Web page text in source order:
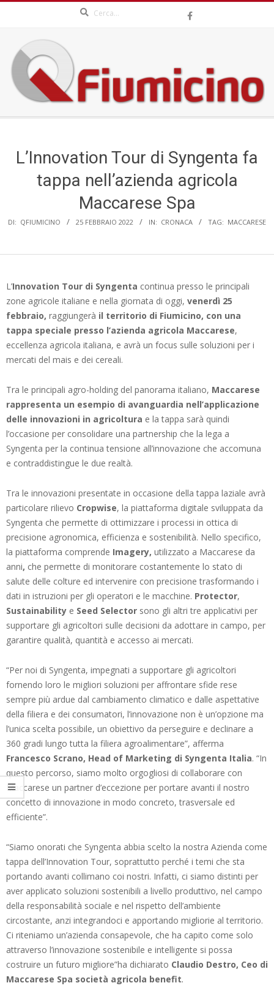
content
QFIUMICINO.COM
MenuL’Innovation Tour di Syngenta fa
tappa nell’azienda agricola
Maccarese Spa
DI: QFIUMICINO 25 FEBBRAIO 2022 IN: CRONACA TAG: MACCARESE
L’Innovation Tour di Syngenta continua presso le principali
zone agricole italiane e nella giornata di oggi, venerdì 25
febbraio, raggiungerà il territorio di Fiumicino, con una
tappa speciale presso l’azienda agricola Maccarese,
eccellenza agricola italiana, e avrà un focus sulle soluzioni per i
mercati del mais e dei cereali.
Tra le principali agro-holding del panorama italiano, Maccarese
rappresenta un esempio di avanguardia nell’applicazione
delle innovazioni in agricoltura e la tappa sarà quindi
l’occasione per consolidare una partnership che la lega a
Syngenta per la continua tensione all’innovazione che accomuna
e contraddistingue le due realtà.
Tra le innovazioni presentate in occasione della tappa laziale avrà
particolare rilievo Cropwise, la piattaforma digitale sviluppata da
Syngenta che permette di ottimizzare i processi in ottica di
precisione agronomica, efficienza e sostenibilità. Nello specifico,
la piattaforma comprende Imagery, utilizzato a Maccarese da
anni, che permette di monitorare costantemente lo stato di
salute delle colture ed intervenire con precisione trasformando i
dati in istruzioni per gli operatori e le macchine. Protector,
Sustainability e Seed Selector sono gli altri tre applicativi per
supportare gli agricoltori sulle decisioni da adottare in campo, per
garantire qualità, quantità e accesso ai mercati.
“Per noi di Syngenta, impegnati a supportare gli agricoltori
fornendo loro le migliori soluzioni per affrontare sfide rese
sempre più ardue dal cambiamento climatico e dalle aspettative
della filiera e dei consumatori, l’innovazione non è un’opzione ma
l’unica scelta possibile, un obiettivo da perseguire e declinare a
360 gradi lungo tutta la filiera agroalimentare”, afferma
Francesco Scrano, Head of Marketing di Syngenta Italia. “In
questo percorso, siamo molto orgogliosi di collaborare con
Maccarese un partner d’eccezione per portare avanti il nostro
concetto di innovazione in modo concreto, trasversale ed
efficiente”.
“Siamo onorati che Syngenta abbia scelto la nostra Azienda come
tappa dell’Innovation Tour, soprattutto perché i temi che sta
portando avanti collimano coi nostri. Infatti, ci siamo distinti per
aver applicato soluzioni sostenibili a livello produttivo, nel campo
della responsabilità sociale e nel rispetto dell’ambiente
circostante, anzi integrandoci e apportando migliorie al territorio.
Ci riteniamo un’azienda consapevole, che ha capito come solo
attraverso l’innovazione sostenibile e intelligente si possa
costruire un futuro migliore”ha dichiarato Claudio Destro, Ceo di
Maccarese Spa società agricola benefit.